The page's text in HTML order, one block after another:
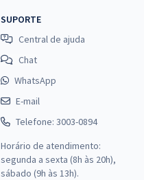
SUPORTE
Central de ajuda
Chat
WhatsApp
E-mail
Telefone: 3003-0894
Horário de atendimento:
segunda a sexta (8h às 20h),
sábado (9h às 13h).